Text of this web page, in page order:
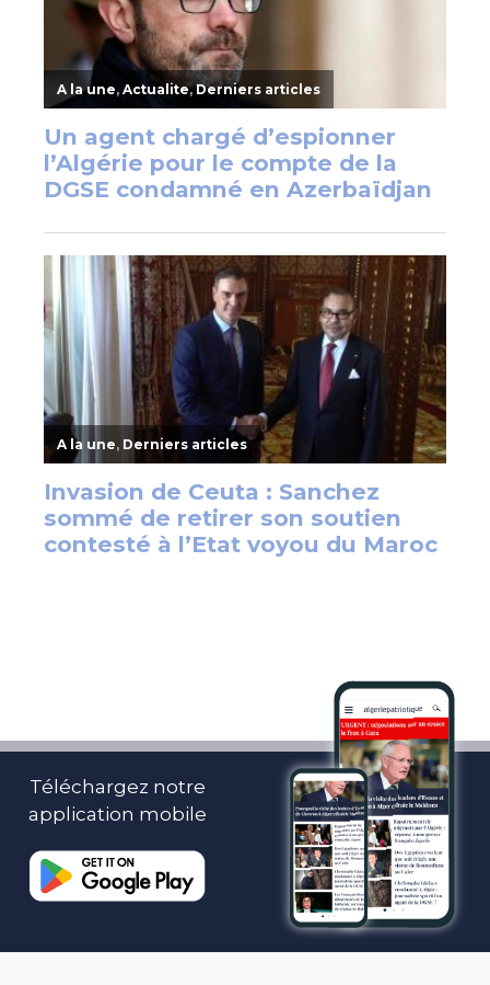
Téléchargez notre
application mobile